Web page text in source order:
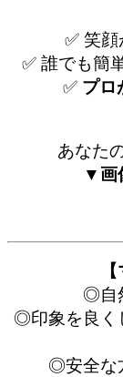
✅ 笑
✅ 誰でも簡
✅ プロ
あなた
▼画
◎自
◎印象を良く
◎安全な